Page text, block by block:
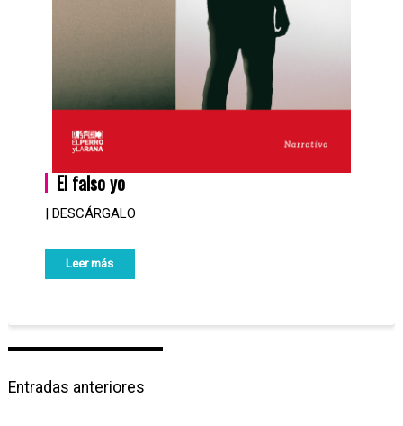
El falso yo
| DESCÁRGALO
Leer más
N
a
Entradas anteriores